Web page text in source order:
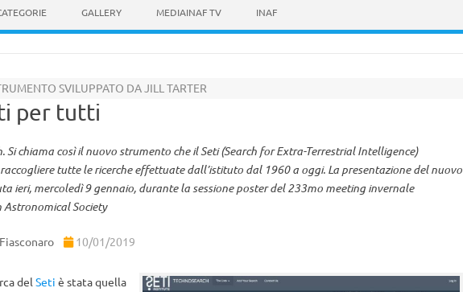
GALLERY MEDIAINAF TV INAF
SVILUPPATO DA JILL TARTER
per tutti
Si chiama così il nuovo strumento che il Seti (Search for Extra-Terrestrial Intelligence)
tutte le ricerche effettuate dall’istituto dal 1960 a oggi. La presentazione del nuovo
ieri, mercoledì 9 gennaio, durante la sessione poster del 233mo meeting invernale
Astronomical Society
10/01/2019
del Seti è stata quella